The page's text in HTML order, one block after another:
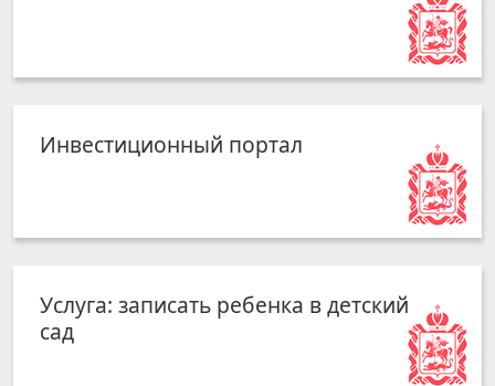
Инвестиционный портал
Услуга: записать ребенка в детский
сад